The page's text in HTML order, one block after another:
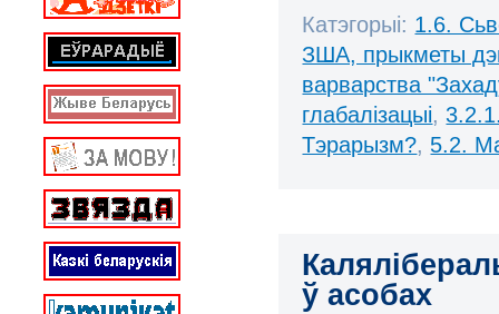
Катэгорыі: 1.6.
ЗША, прыкметы
варварства
глабалізацыі,
Тэрарызм?, 5.2.
ў асобах